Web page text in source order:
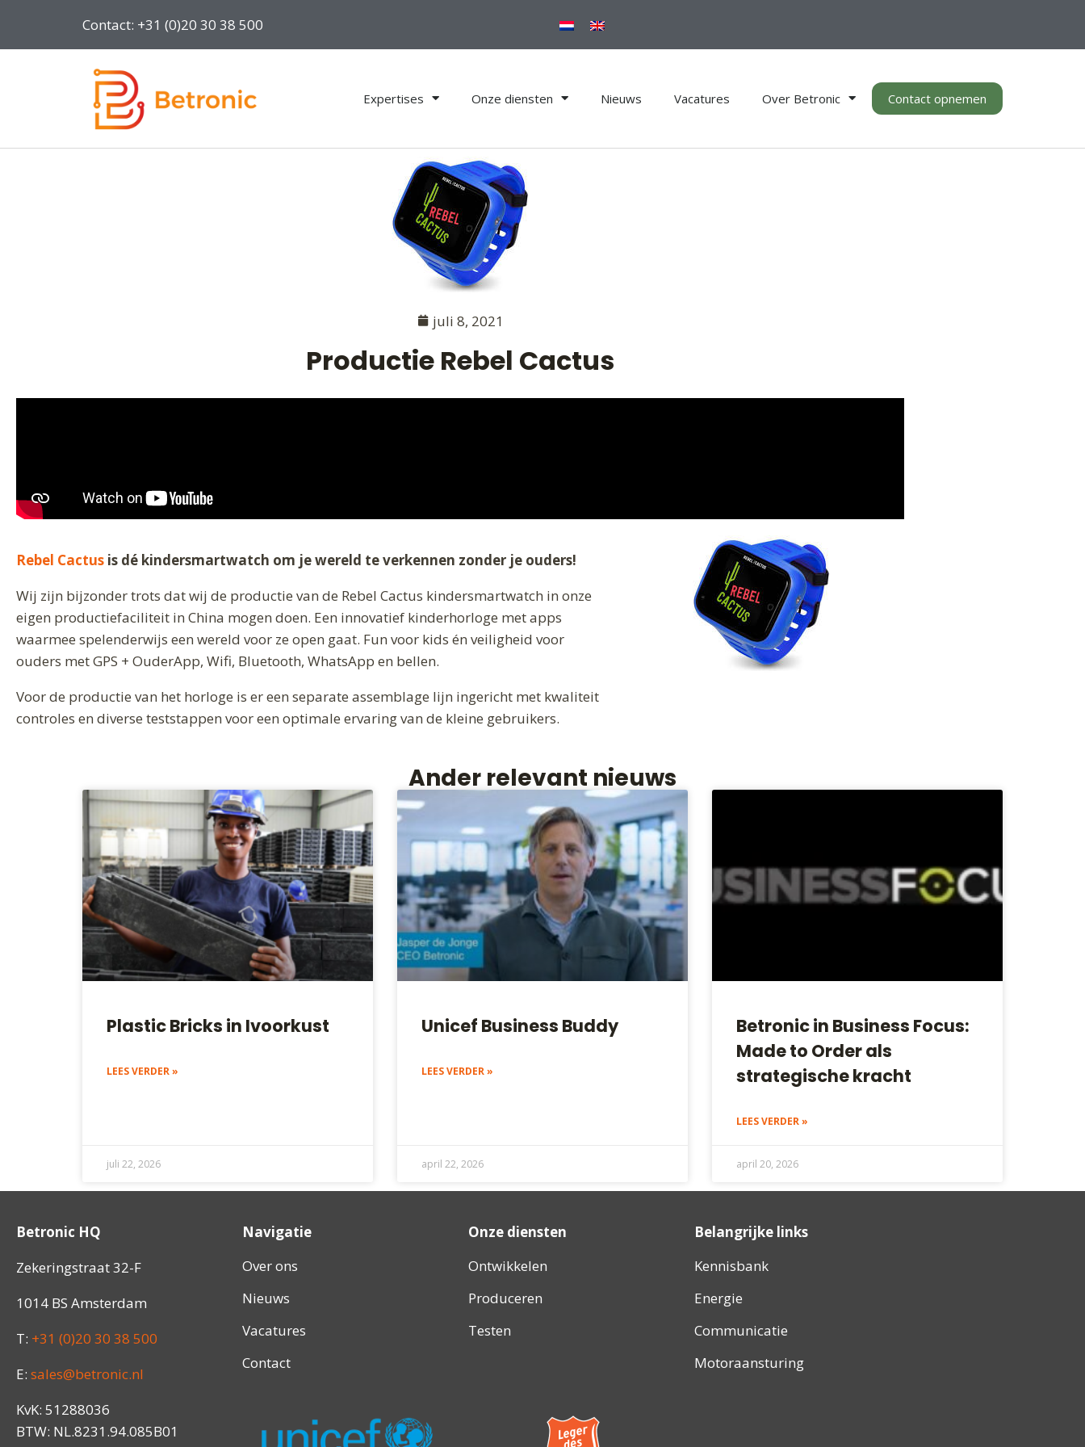
Contact: +31 (0)20 30 38 500
Expertises Onze diensten Nieuws Vacatures Over Betronic Contact opnemen
juli 8, 2021
Productie Rebel Cactus
Rebel Cactus is dé kindersmartwatch om je wereld te verkennen zonder je ouders!
Wij zijn bijzonder trots dat wij de productie van de Rebel Cactus kindersmartwatch in onze
eigen productiefaciliteit in China mogen doen. Een innovatief kinderhorloge met apps
waarmee spelenderwijs een wereld voor ze open gaat. Fun voor kids én veiligheid voor
ouders met GPS + OuderApp, Wifi, Bluetooth, WhatsApp en bellen.
Voor de productie van het horloge is er een separate assemblage lijn ingericht met kwaliteit
controles en diverse teststappen voor een optimale ervaring van de kleine gebruikers.
Ander relevant nieuws
Plastic Bricks in Ivoorkust
LEES VERDER »
juli 22, 2026
Unicef Business Buddy
LEES VERDER »
april 22, 2026
Betronic in Business Focus:
Made to Order als
strategische kracht
LEES VERDER »
april 20, 2026
Betronic HQ
Zekeringstraat 32-F
1014 BS Amsterdam
T: +31 (0)20 30 38 500
E: sales@betronic.nl
KvK: 51288036
BTW: NL.8231.94.085B01
Navigatie
Over ons
Nieuws
Vacatures
Contact
Onze diensten
Ontwikkelen
Produceren
Testen
Belangrijke links
Kennisbank
Energie
Communicatie
Motoraansturing